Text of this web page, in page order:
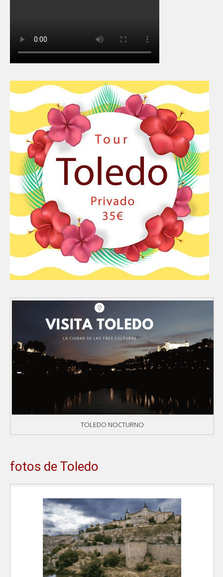
TOLEDO NOCTURNO
fotos de Toledo